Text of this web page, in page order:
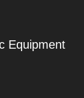
Equipment